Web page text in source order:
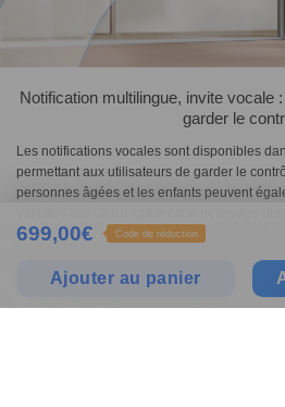
Notification multilingue, invite vocale
garder le
Les notifications vocales sont disponibles
permettant aux utilisateurs de garder le
personnes âgées et les enfants peuvent
699,00€ Code de réduction
Ajouter au panier